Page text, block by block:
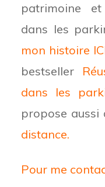
patrimoine
dans les
mon histoire
bestseller
dans les
propose aussi
distance.
Pour me